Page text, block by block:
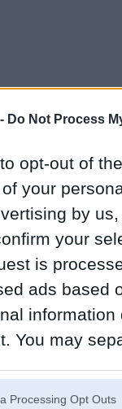
Do Not Process
opt-out of
your
by
your
is
ads based
You may
Processing Opt Outs